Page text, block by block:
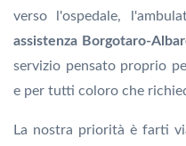
verso l'ospedale,
assistenza Borgotaro-
servizio pensato proprio
e per tutti coloro che
La nostra priorità è farti